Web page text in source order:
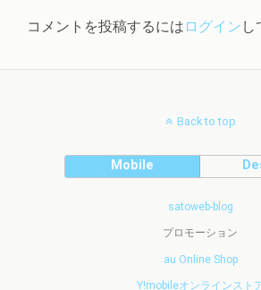
コメントを投稿するには ログイン し
Back to top
Mobile
satoweb-blog
プロモーション
au Online Shop
Y!mobileオンラインスト